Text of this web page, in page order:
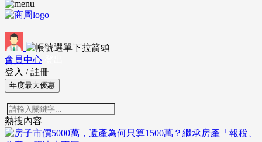
會員中心
登入 / 註冊
年度最大優惠
熱搜內容